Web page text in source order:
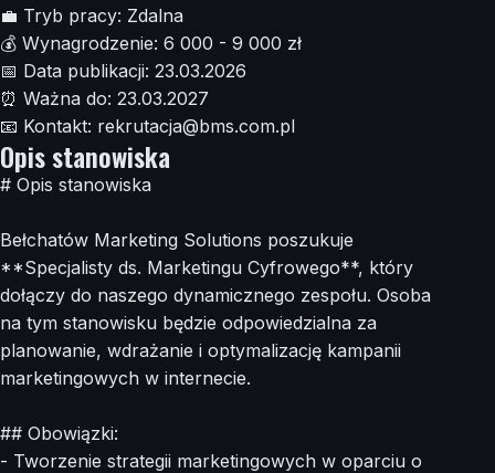
💼 Tryb pracy: Zdalna
💰 Wynagrodzenie: 6 000 - 9 000 zł
📅 Data publikacji: 23.03.2026
⏰ Ważna do: 23.03.2027
📧 Kontakt: rekrutacja@bms.com.pl
Opis stanowiska
# Opis stanowiska
Bełchatów Marketing Solutions poszukuje
**Specjalisty ds. Marketingu Cyfrowego**, który
dołączy do naszego dynamicznego zespołu. Osoba
na tym stanowisku będzie odpowiedzialna za
planowanie, wdrażanie i optymalizację kampanii
marketingowych w internecie.
## Obowiązki:
- Tworzenie strategii marketingowych w oparciu o